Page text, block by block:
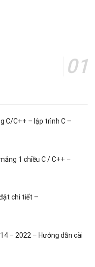
C/C++ – lập trình C –
1 chiều C / C++ –
chi tiết –
– 2022 – Hướng dẫn cài